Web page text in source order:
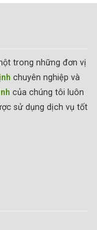
trong những đơn vị
chuyên nghiệp và
của chúng tôi luôn
sử dụng dịch vụ tốt